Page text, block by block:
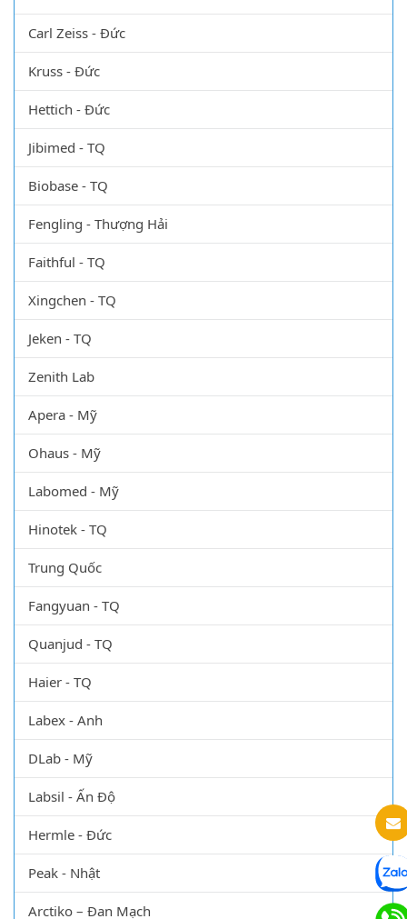
Binder - Đức
Memmert - Đức
Carl Zeiss - Đức
Kruss - Đức
Hettich - Đức
Jibimed - TQ
Biobase - TQ
Fengling - Thượng Hải
Faithful - TQ
Xingchen - TQ
Jeken - TQ
Zenith Lab
Apera - Mỹ
Ohaus - Mỹ
Labomed - Mỹ
Hinotek - TQ
Trung Quốc
Fangyuan - TQ
Quanjud - TQ
Haier - TQ
Labex - Anh
DLab - Mỹ
Labsil - Ấn Độ
Hermle - Đức